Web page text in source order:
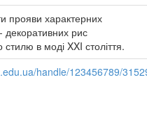
прояви характерних
декоративних рис
стилю в моді XXI століття.
handle/123456789/